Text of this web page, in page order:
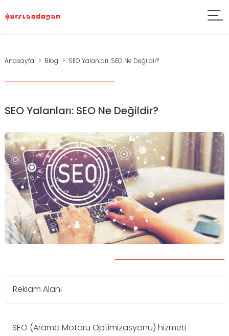
Anasayfa Blog SEO Yalanları: SEO Ne Değildir?
SEO Yalanları: SEO Ne Değildir?
Reklam Alanı
SEO (Arama Motoru Optimizasyonu) hizmeti